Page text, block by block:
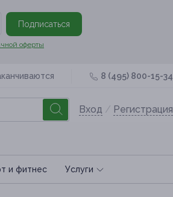
Подписаться
оферты
8 (495) 800-15-34
Вход / Регистрация
и фитнес Услуги